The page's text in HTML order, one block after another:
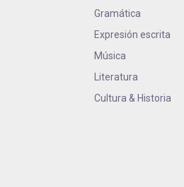
Gramática
Expresión escrita
Música
Literatura
Cultura & Historia